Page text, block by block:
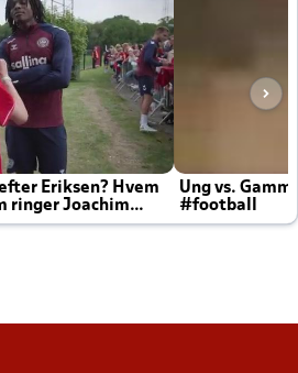
Eriksen? Hvem
ringer Joachim
Ung vs.
#football